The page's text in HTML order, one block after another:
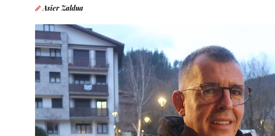
Asier Zaldua